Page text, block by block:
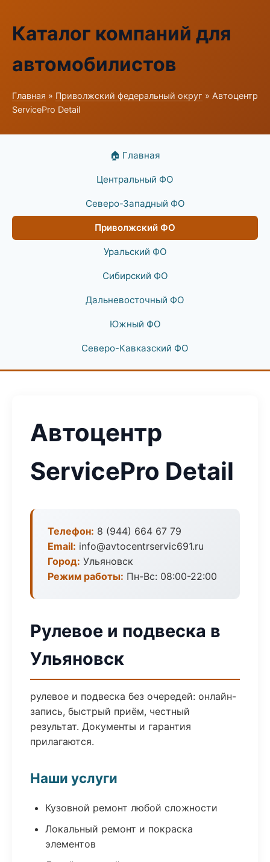
Каталог компаний для
автомобилистов
Главная » Приволжский федеральный округ » Автоцентр
ServicePro Detail
🏠 Главная
Центральный ФО
Северо-Западный ФО
Приволжский ФО
Уральский ФО
Сибирский ФО
Дальневосточный ФО
Южный ФО
Северо-Кавказский ФО
Автоцентр
ServicePro Detail
Телефон: 8 (944) 664 67 79
Email: info@avtocentrservic691.ru
Город: Ульяновск
Режим работы: Пн-Вс: 08:00-22:00
Рулевое и подвеска в
Ульяновск
рулевое и подвеска без очередей: онлайн-
запись, быстрый приём, честный
результат. Документы и гарантия
прилагаются.
Наши услуги
Кузовной ремонт любой сложности
Локальный ремонт и покраска
элементов